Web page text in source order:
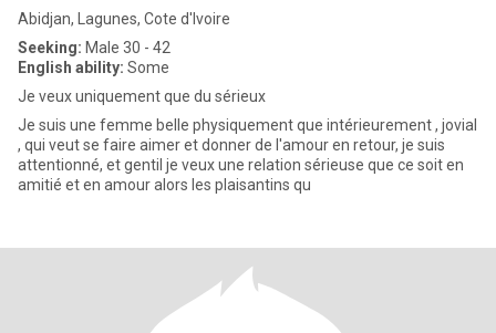
Abidjan, Lagunes, Cote d'Ivoire
Seeking: Male 30 - 42
English ability: Some
Je veux uniquement que du sérieux
Je suis une femme belle physiquement que intérieurement , jovial
, qui veut se faire aimer et donner de l'amour en retour, je suis
attentionné, et gentil je veux une relation sérieuse que ce soit en
amitié et en amour alors les plaisantins qu